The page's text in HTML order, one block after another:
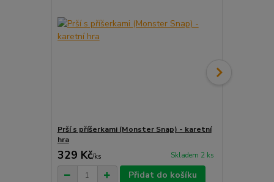
Prší s příšerkami (Monster Snap) - karetní
hra
329 Kč/ks Skladem 2 ks
Přidat do košíku